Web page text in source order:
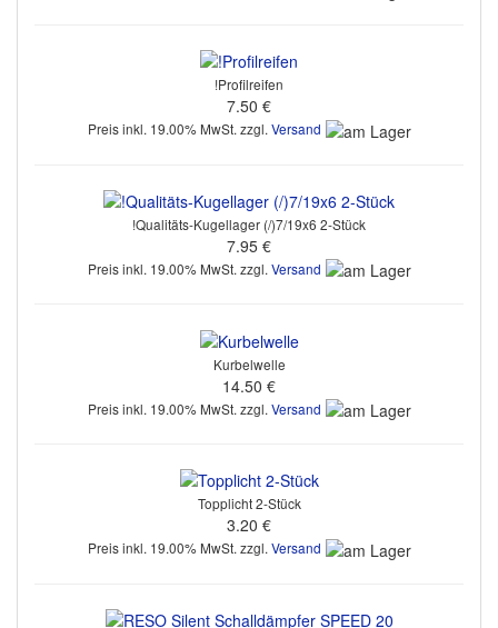
!Profilreifen
7.50 €
Preis inkl. 19.00% MwSt. zzgl.Versand
!Qualitäts-Kugellager (/)7/19x6 2-Stück
7.95 €
Preis inkl. 19.00% MwSt. zzgl. Versand
Kurbelwelle
14.50 €
Preis inkl. 19.00% MwSt. zzgl. Versand
Topplicht 2-Stück
3.20 €
Preis inkl. 19.00% MwSt. zzgl.Versand